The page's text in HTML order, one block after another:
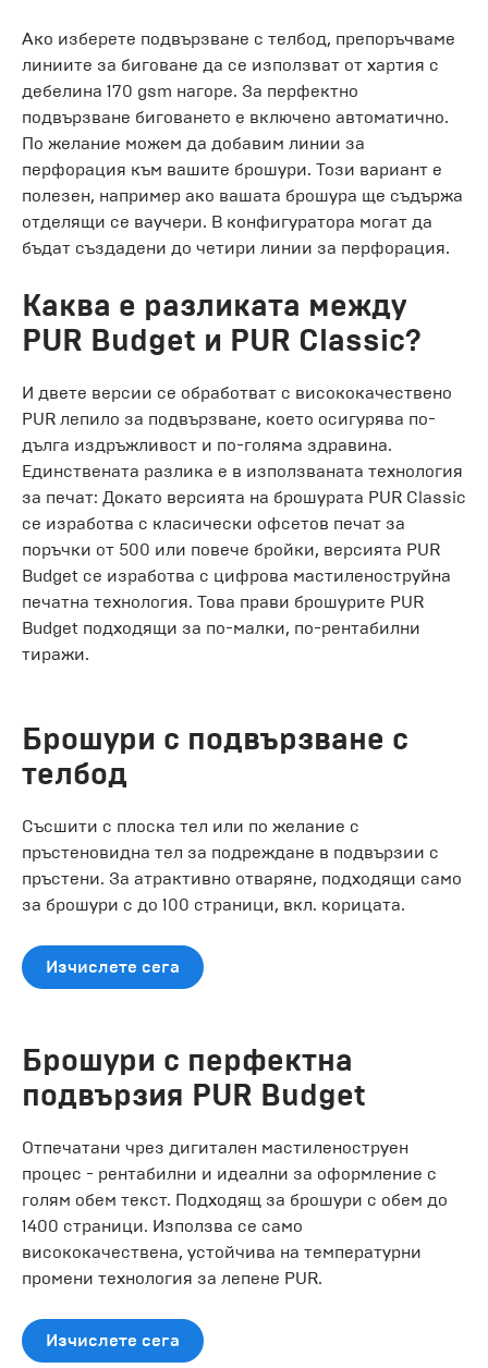
Ако изберете подвързване с телбод, препоръчваме
линиите за биговане да се използват от хартия с
дебелина 170 gsm нагоре. За перфектно
подвързване биговането е включено автоматично.
По желание можем да добавим линии за
перфорация към вашите брошури. Този вариант е
полезен, например ако вашата брошура ще съдържа
отделящи се ваучери. В конфигуратора могат да
бъдат създадени до четири линии за перфорация.
Каква е разликата между
PUR Budget и PUR Classic?
И двете версии се обработват с висококачествено
PUR лепило за подвързване, което осигурява по-
дълга издръжливост и по-голяма здравина.
Единствената разлика е в използваната технология
за печат: Докато версията на брошурата PUR Classic
се изработва с класически офсетов печат за
поръчки от 500 или повече бройки, версията PUR
Budget се изработва с цифрова мастиленоструйна
печатна технология. Това прави брошурите PUR
Budget подходящи за по-малки, по-рентабилни
тиражи.
Брошури с подвързване с
телбод
Съсшити с плоска тел или по желание с
пръстеновидна тел за подреждане в подвързии с
пръстени. За атрактивно отваряне, подходящи само
за брошури с до 100 страници, вкл. корицата.
Изчислете сега
Брошури с перфектна
подвързия PUR Budget
Отпечатани чрез дигитален мастиленоструен
процес - рентабилни и идеални за оформление с
голям обем текст. Подходящ за брошури с обем до
1400 страници. Използва се само
висококачествена, устойчива на температурни
промени технология за лепене PUR.
Изчислете сега